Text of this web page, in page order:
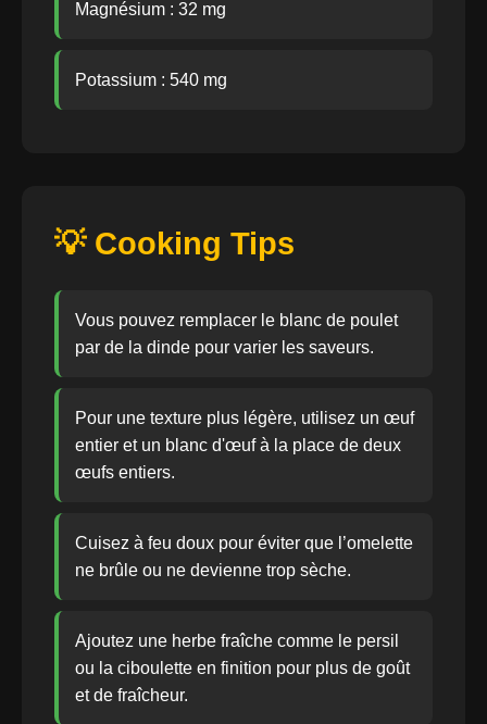
Magnésium : 32 mg
Potassium : 540 mg
💡 Cooking Tips
Vous pouvez remplacer le blanc de poulet
par de la dinde pour varier les saveurs.
Pour une texture plus légère, utilisez un œuf
entier et un blanc d'œuf à la place de deux
œufs entiers.
Cuisez à feu doux pour éviter que l’omelette
ne brûle ou ne devienne trop sèche.
Ajoutez une herbe fraîche comme le persil
ou la ciboulette en finition pour plus de goût
et de fraîcheur.